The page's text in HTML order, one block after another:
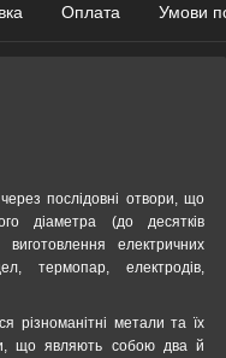
Оплата Умови
послідовні отвори, що
діаметра (до десятків
виготовлення електричних
термопар, електродів,
різноманітні метали та їх
що являють собою два й